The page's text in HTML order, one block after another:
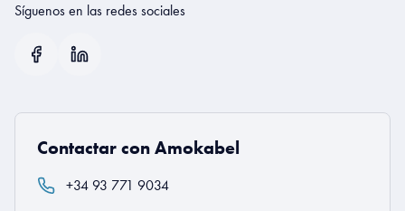
Síguenos en las redes sociales
Contactar con Amokabel
+34 93 771 9034